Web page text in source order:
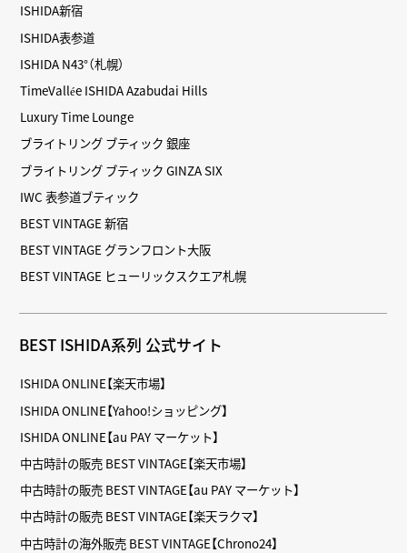
ISHIDA新宿
ISHIDA表参道
ISHIDA N43°（札幌）
TimeVallée ISHIDA Azabudai Hills
Luxury Time Lounge
ブライトリング ブティック 銀座
ブライトリング ブティック GINZA SIX
IWC 表参道ブティック
BEST VINTAGE 新宿
BEST VINTAGE グランフロント大阪
BEST VINTAGE ヒューリックスクエア札幌
BEST ISHIDA系列 公式サイト
ISHIDA ONLINE【楽天市場】
ISHIDA ONLINE【Yahoo!ショッピング】
ISHIDA ONLINE【au PAY マーケット】
中古時計の販売 BEST VINTAGE【楽天市場】
中古時計の販売 BEST VINTAGE【au PAY マーケット】
中古時計の販売 BEST VINTAGE【楽天ラクマ】
中古時計の海外販売 BEST VINTAGE【Chrono24】